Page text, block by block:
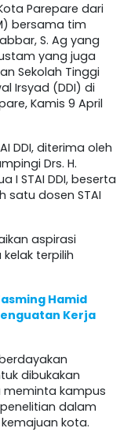
Parepare dari
bersama tim
S. Ag yang
yang juga
Sekolah Tinggi
Irsyad (DDI) di
Kamis 9 April
DDI, diterima oleh
Drs. H.
I STAI DDI, beserta
satu dosen STAI
aspirasi
terpilih
Hamid
Kerja
dibukakan
meminta kampus
dalam
kota.